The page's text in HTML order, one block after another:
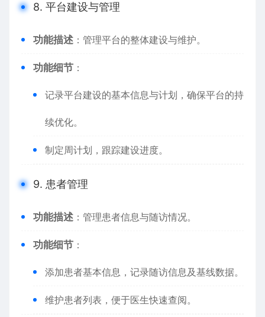
8. 平台建设与管理
功能描述 ：管理平台的整体建设与维护。
功能细节 ：
记录平台建设的基本信息与计划，确保平台的持
续优化。
制定周计划，跟踪建设进度。
9. 患者管理
功能描述 ：管理患者信息与随访情况。
功能细节 ：
添加患者基本信息，记录随访信息及基线数据。
维护患者列表，便于医生快速查阅。